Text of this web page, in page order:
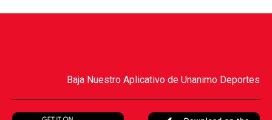
Baja Nuestro Aplicativo de Unanimo Deportes